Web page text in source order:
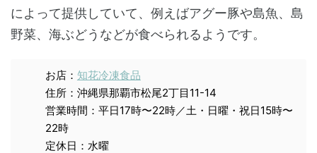
によって提供していて、例えばアグー豚や島魚、島
野菜、海ぶどうなどが食べられるようです。
お店： 知花冷凍食品
住所：沖縄県那覇市松尾2丁目11-14
営業時間：平日17時〜22時／土・日曜・祝日15時〜
22時
定休日：水曜